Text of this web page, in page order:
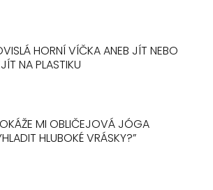
HORNÍ VÍČKA ANEB JÍT NEBO
NA PLASTIKU
MI OBLIČEJOVÁ JÓGA
HLUBOKÉ VRÁSKY?”